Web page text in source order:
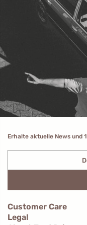
Erhalte aktuelle News und
Customer Care
Legal